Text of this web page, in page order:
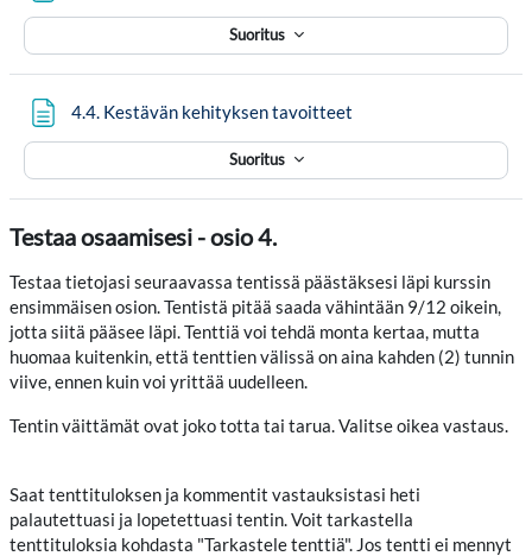
Suoritus
4.4. Kestävän kehityksen tavoitteet
Suoritus
Testaa osaamisesi - osio 4.
Testaa tietojasi seuraavassa tentissä päästäksesi läpi kurssin
ensimmäisen osion. Tentistä pitää saada vähintään 9/12 oikein,
jotta siitä pääsee läpi. Tenttiä voi tehdä monta kertaa, mutta
huomaa kuitenkin, että tenttien välissä on aina kahden (2) tunnin
viive, ennen kuin voi yrittää uudelleen.
Tentin väittämät ovat joko totta tai tarua. Valitse oikea vastaus.
Saat tenttituloksen ja kommentit vastauksistasi heti
palautettuasi ja lopetettuasi tentin. Voit tarkastella
tenttituloksia kohdasta "Tarkastele tenttiä". Jos tentti ei mennyt